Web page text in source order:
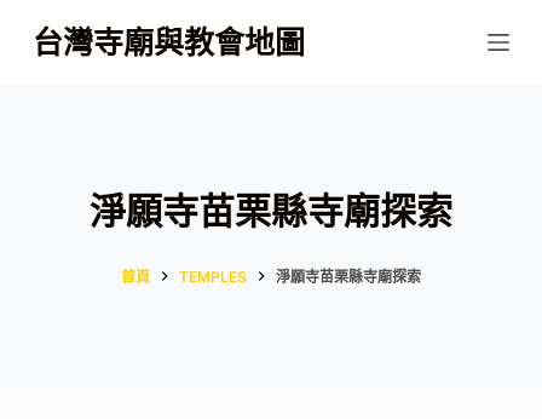
跳
至
台灣寺廟與教會地圖
淨願寺苗栗縣寺廟探索
首頁 TEMPLES 淨願寺苗栗縣寺廟探索